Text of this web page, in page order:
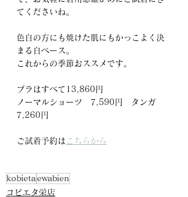
てくださいね。
色白の方にも焼けた肌にもかっこよく決
まる白ベース。
これからの季節おススメです。
ブラはすべて13,860円
ノーマルショーツ　7,590円　タンガ
7,260円
ご試着予約は こちらから
kobieta ewabien
コビエタ栄店